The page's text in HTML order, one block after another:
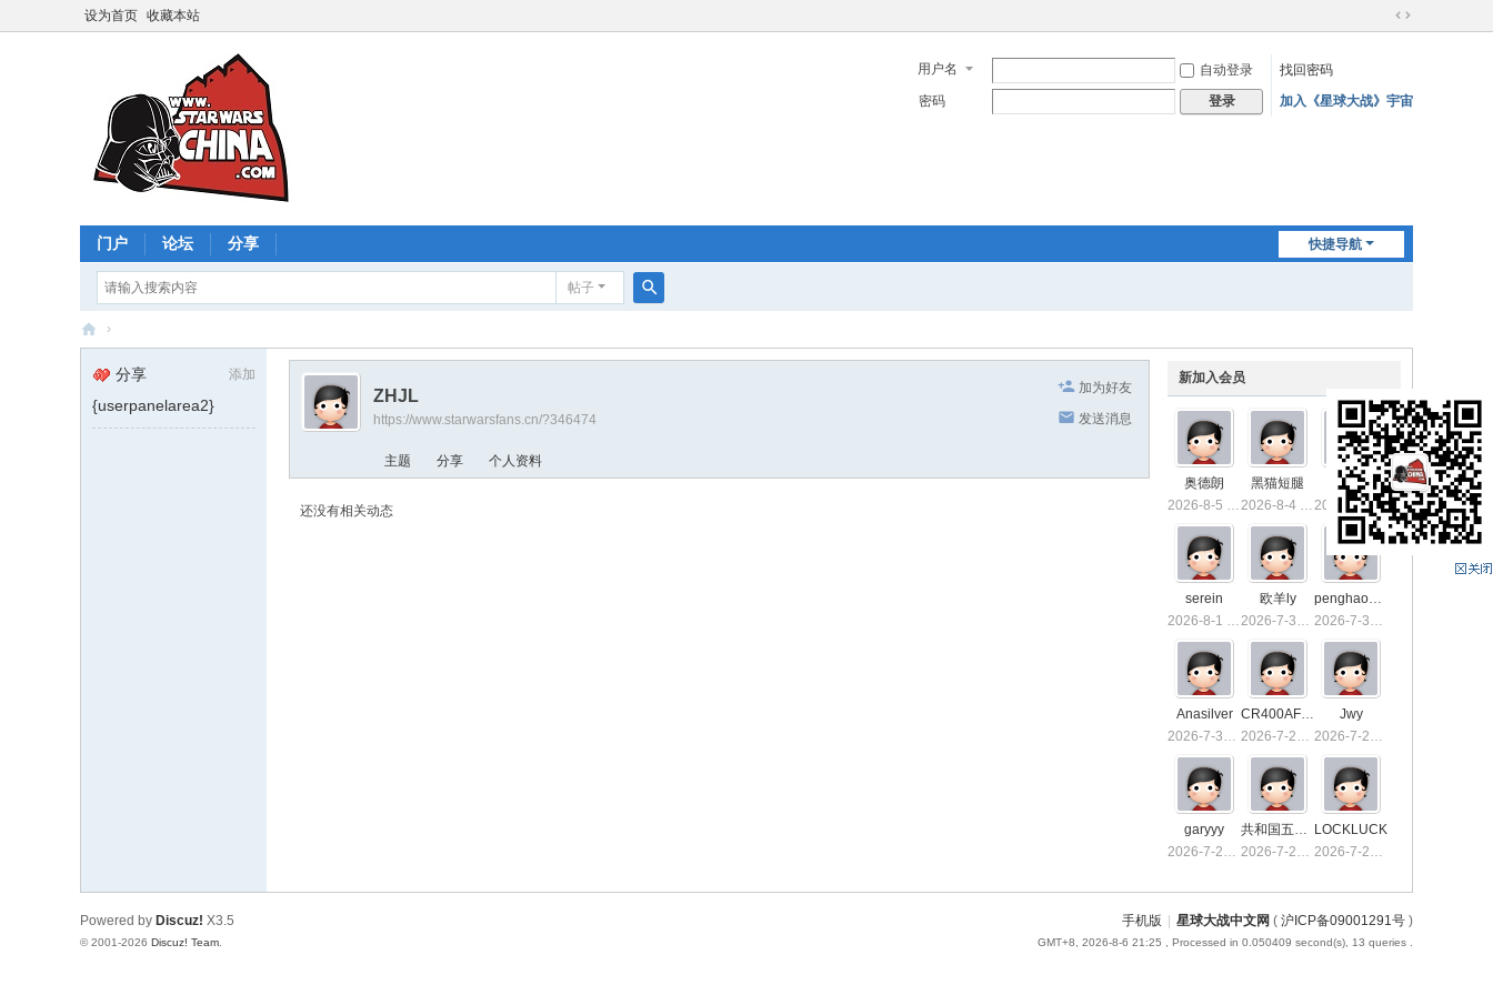
设为首页 收藏本站
切
宽
用户名 自动登录
找回密码
密码
登录 加入《星球大战》宇宙
快捷导航
门户 论坛 分享
帖子
索
大
›
添加
分享
{userpanelarea2}
新加入会员
奥德朗
2026-8-5 13:36
黑猫短腿
2026-8-4 15:50
Nimbus
2026-8-4 01:40
serein
2026-8-1 01:26
欧羊ly
2026-7-31 10:03
penghaoxiake
2026-7-30 23:53
Anasilver
2026-7-30 01:03
CR400AF-1039
2026-7-29 23:32
Jwy
2026-7-29 19:21
garyyy
2026-7-26 21:16
共和国五星上将
2026-7-23 13:55
LOCKLUCK
2026-7-23 00:55
加为好友
发送消息
ZHJL
https://www.starwarsfans.cn/?346474
主题 分享 个人资料
还没有相关动态
手机版 星球大战中文网 ( 沪ICP备09001291号 )
GMT+8, 2026-8-6 21:25 , Processed in 0.050409 second(s), 13 queries .
Powered by Discuz! X3.5
© 2001-2026 Discuz! Team